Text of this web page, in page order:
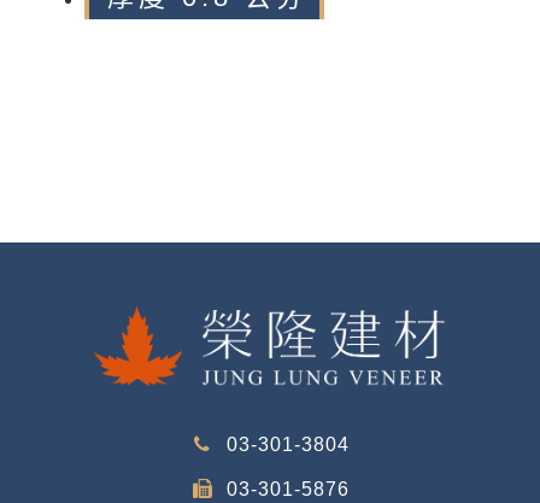
03-301-3804
03-301-5876